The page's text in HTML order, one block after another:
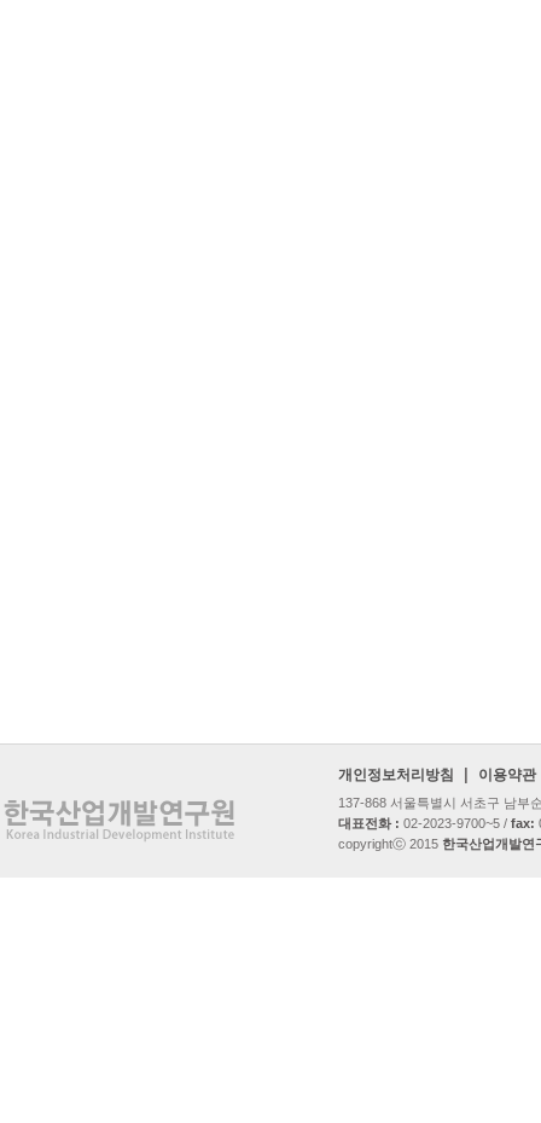
개인정보처리방침 이용약관
137-868 서울특별시 서초구 남부
대표전화 : 02-2023-9700~5 / fax:
copyrightⓒ 2015 한국산업개발